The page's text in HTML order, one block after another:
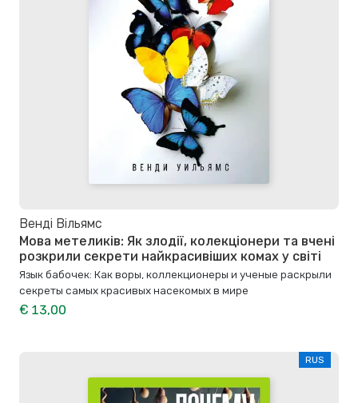
Венді Вільямс
Мова метеликів: Як злодії, колекціонери та вчені
розкрили секрети найкрасивіших комах у світі
Язык бабочек: Как воры, коллекционеры и ученые раскрыли
секреты самых красивых насекомых в мире
€ 13,00
RUS